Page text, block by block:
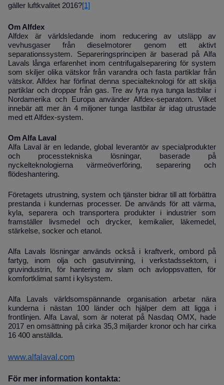
gäller luftkvalitet 2016?[1]
Om Alfdex
Alfdex är världsledande inom reducering av utsläpp av
vevhusgaser från dieselmotorer genom ett aktivt
separationssystem. Separeringsprincipen är baserad på Alfa
Lavals långa erfarenhet inom centrifugalseparering för system
som skiljer olika vätskor från varandra och fasta partiklar från
vätskor. Alfdex har förfinat denna specialteknologi för att skilja
partiklar och droppar från gas. Tre av fyra nya tunga lastbilar i
Nordamerika och Europa använder Alfdex-separatorn. Vilket
innebär att mer än 4 miljoner tunga lastbilar är idag utrustade
med ett Alfdex-system.
Om Alfa Laval
Alfa Laval är en ledande, global leverantör av specialprodukter
och processtekniska lösningar, baserade på
nyckelteknologierna värmeöverföring, separering och
flödeshantering.
Företagets utrustning, system och tjänster bidrar till att förbättra
prestanda i kundernas processer. De används för att värma,
kyla, separera och transportera produkter i industrier som
framställer livsmedel och drycker, kemikalier, läkemedel,
stärkelse, socker och etanol.
Alfa Lavals lösningar används också i kraftverk, ombord på
fartyg, inom olja och gasutvinning, i verkstadssektorn, i
gruvindustrin, för hantering av slam och avloppsvatten, för
komfortklimat samt i kylsystem.
Alfa Lavals världsomspännande organisation arbetar nära
kunderna i nästan 100 länder och hjälper dem att ligga i
frontlinjen. Alfa Laval, som är noterat på Nasdaq OMX, hade
2017 en omsättning på cirka 35,3 miljarder kronor och har cirka
16 400 anställda.
www.alfalaval.com
För mer information kontakta: